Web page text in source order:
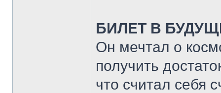
БИЛЕТ В
Он мечтал о
получить
что считал себя